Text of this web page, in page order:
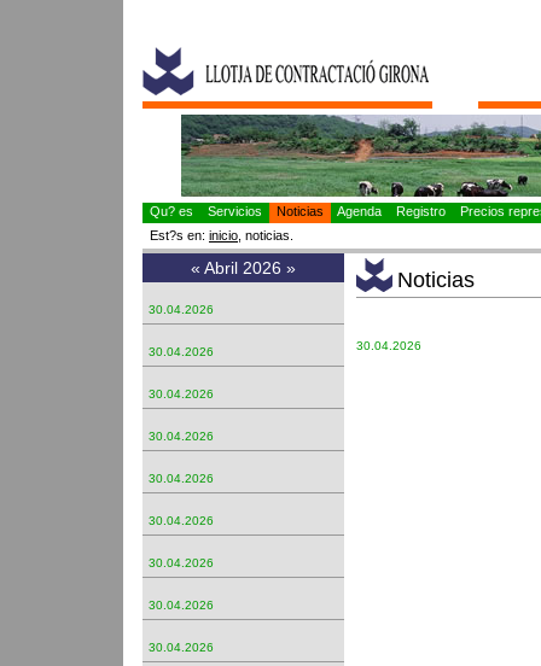
Qu? es Servicios Noticias Agenda Registro
Precios
Est?s en: inicio , noticias.
« Abril 2026 »
30.04.2026
30.04.2026
30.04.2026
30.04.2026
30.04.2026
30.04.2026
30.04.2026
30.04.2026
30.04.2026
Noticias
30.04.2026